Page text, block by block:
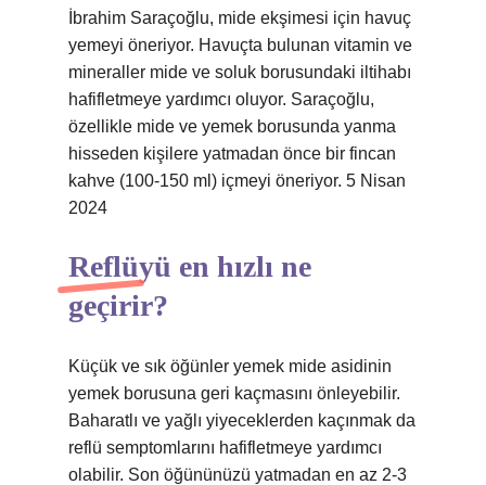
İbrahim Saraçoğlu, mide ekşimesi için havuç
yemeyi öneriyor. Havuçta bulunan vitamin ve
mineraller mide ve soluk borusundaki iltihabı
hafifletmeye yardımcı oluyor. Saraçoğlu,
özellikle mide ve yemek borusunda yanma
hisseden kişilere yatmadan önce bir fincan
kahve (100-150 ml) içmeyi öneriyor. 5 Nisan
2024
Reflüyü en hızlı ne
geçirir?
Küçük ve sık öğünler yemek mide asidinin
yemek borusuna geri kaçmasını önleyebilir.
Baharatlı ve yağlı yiyeceklerden kaçınmak da
reflü semptomlarını hafifletmeye yardımcı
olabilir. Son öğününüzü yatmadan en az 2-3